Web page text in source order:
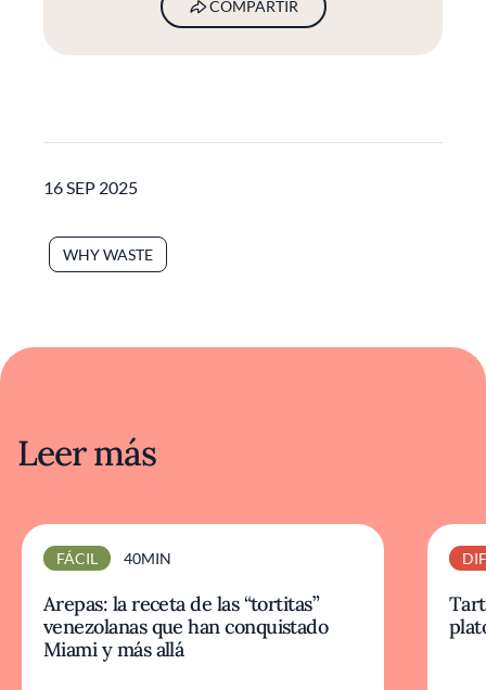
COMPARTIR
16 SEP 2025
WHY WASTE
Leer más
FÁCIL 40MIN
Arepas: la receta de las “tortitas”
venezolanas que han conquistado
Miami y más allá